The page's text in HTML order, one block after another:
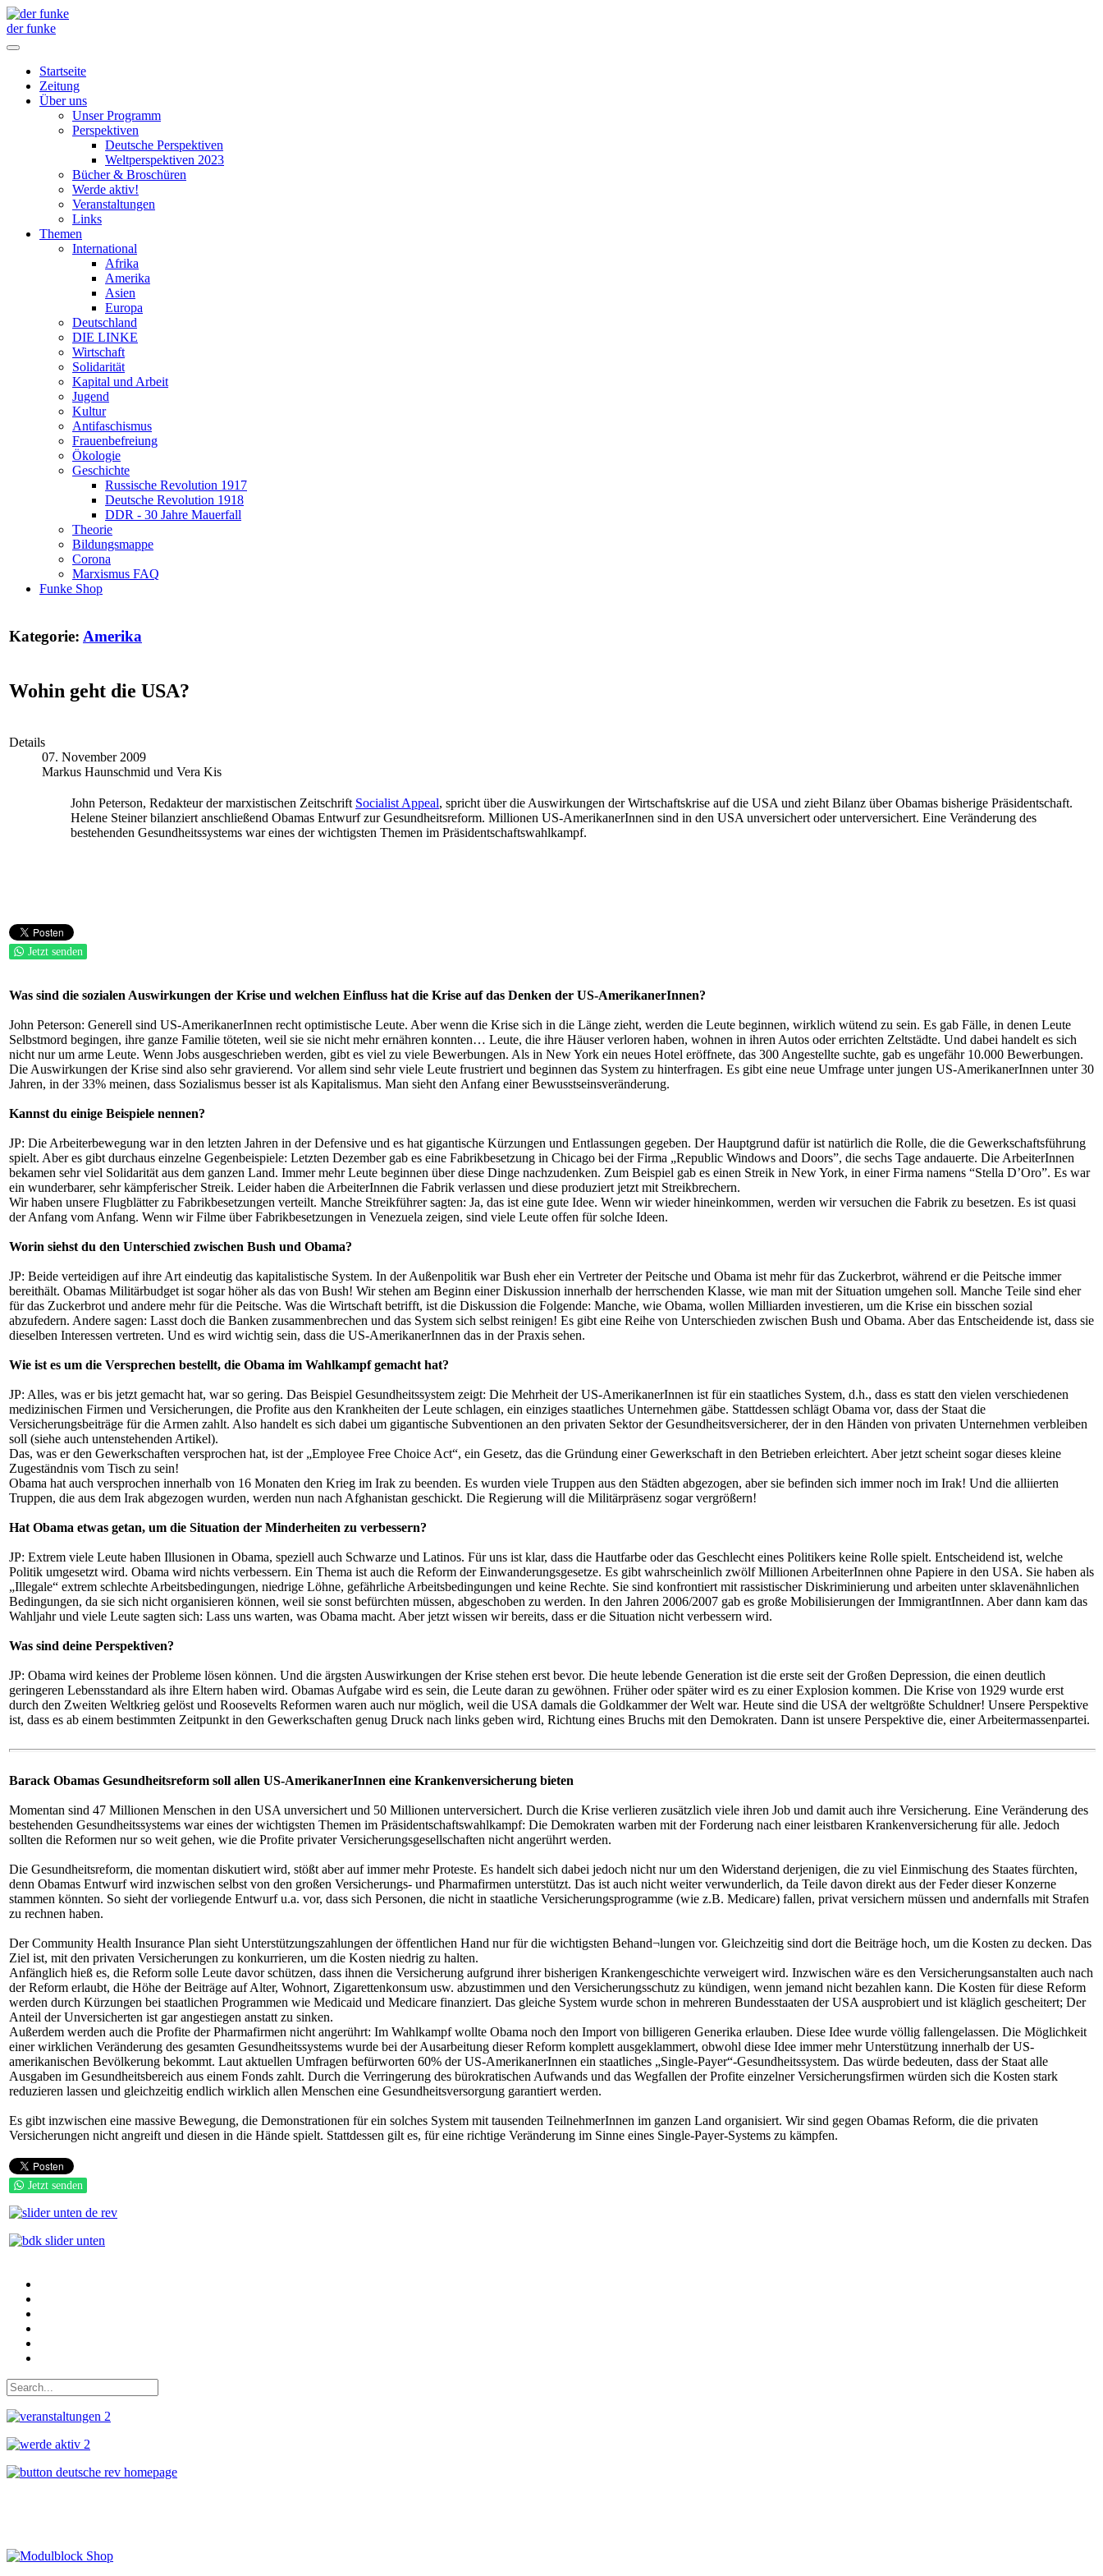
der funke
Startseite
Zeitung
Über uns
Unser Programm
Perspektiven
Deutsche Perspektiven
Weltperspektiven 2023
Bücher & Broschüren
Werde aktiv!
Veranstaltungen
Links
Themen
International
Afrika
Amerika
Asien
Europa
Deutschland
DIE LINKE
Wirtschaft
Solidarität
Kapital und Arbeit
Jugend
Kultur
Antifaschismus
Frauenbefreiung
Ökologie
Geschichte
Russische Revolution 1917
Deutsche Revolution 1918
DDR - 30 Jahre Mauerfall
Theorie
Bildungsmappe
Corona
Marxismus FAQ
Funke Shop
Kategorie: Amerika
Wohin geht die USA?
Details
07. November 2009
Markus Haunschmid und Vera Kis
John Peterson, Redakteur der marxistischen Zeitschrift Socialist Appeal, spricht über die Auswirkungen der Wirtschaftskrise auf die USA und zieht Bilanz über Obamas bisherige Präsidentschaft.
Helene Steiner bilanziert anschließend Obamas Entwurf zur Gesundheitsreform. Millionen US-AmerikanerInnen sind in den USA unversichert oder unterversichert. Eine Veränderung des
bestehenden Gesundheitssystems war eines der wichtigsten Themen im Präsidentschaftswahlkampf.
Jetzt senden
Was sind die sozialen Auswirkungen der Krise und welchen Einfluss hat die Krise auf das Denken der US-AmerikanerInnen?
John Peterson: Generell sind US-AmerikanerInnen recht optimistische Leute. Aber wenn die Krise sich in die Länge zieht, werden die Leute beginnen, wirklich wütend zu sein. Es gab Fälle, in denen Leute
Selbstmord begingen, ihre ganze Familie töteten, weil sie sie nicht mehr ernähren konnten… Leute, die ihre Häuser verloren haben, wohnen in ihren Autos oder errichten Zeltstädte. Und dabei handelt es sich
nicht nur um arme Leute. Wenn Jobs ausgeschrieben werden, gibt es viel zu viele Bewerbungen. Als in New York ein neues Hotel eröffnete, das 300 Angestellte suchte, gab es ungefähr 10.000 Bewerbungen.
Die Auswirkungen der Krise sind also sehr gravierend. Vor allem sind sehr viele Leute frustriert und beginnen das System zu hinterfragen. Es gibt eine neue Umfrage unter jungen US-AmerikanerInnen unter 30
Jahren, in der 33% meinen, dass Sozialismus besser ist als Kapitalismus. Man sieht den Anfang einer Bewusstseinsveränderung.
Kannst du einige Beispiele nennen?
JP: Die Arbeiterbewegung war in den letzten Jahren in der Defensive und es hat gigantische Kürzungen und Entlassungen gegeben. Der Hauptgrund dafür ist natürlich die Rolle, die die Gewerkschaftsführung
spielt. Aber es gibt durchaus einzelne Gegenbeispiele: Letzten Dezember gab es eine Fabrikbesetzung in Chicago bei der Firma „Republic Windows and Doors”, die sechs Tage andauerte. Die ArbeiterInnen
bekamen sehr viel Solidarität aus dem ganzen Land. Immer mehr Leute beginnen über diese Dinge nachzudenken. Zum Beispiel gab es einen Streik in New York, in einer Firma namens “Stella D’Oro”. Es war
ein wunderbarer, sehr kämpferischer Streik. Leider haben die ArbeiterInnen die Fabrik verlassen und diese produziert jetzt mit Streikbrechern.
Wir haben unsere Flugblätter zu Fabrikbesetzungen verteilt. Manche Streikführer sagten: Ja, das ist eine gute Idee. Wenn wir wieder hineinkommen, werden wir versuchen die Fabrik zu besetzen. Es ist quasi
der Anfang vom Anfang. Wenn wir Filme über Fabrikbesetzungen in Venezuela zeigen, sind viele Leute offen für solche Ideen.
Worin siehst du den Unterschied zwischen Bush und Obama?
JP: Beide verteidigen auf ihre Art eindeutig das kapitalistische System. In der Außenpolitik war Bush eher ein Vertreter der Peitsche und Obama ist mehr für das Zuckerbrot, während er die Peitsche immer
bereithält. Obamas Militärbudget ist sogar höher als das von Bush! Wir stehen am Beginn einer Diskussion innerhalb der herrschenden Klasse, wie man mit der Situation umgehen soll. Manche Teile sind eher
für das Zuckerbrot und andere mehr für die Peitsche. Was die Wirtschaft betrifft, ist die Diskussion die Folgende: Manche, wie Obama, wollen Milliarden investieren, um die Krise ein bisschen sozial
abzufedern. Andere sagen: Lasst doch die Banken zusammenbrechen und das System sich selbst reinigen! Es gibt eine Reihe von Unterschieden zwischen Bush und Obama. Aber das Entscheidende ist, dass sie
dieselben Interessen vertreten. Und es wird wichtig sein, dass die US-AmerikanerInnen das in der Praxis sehen.
Wie ist es um die Versprechen bestellt, die Obama im Wahlkampf gemacht hat?
JP: Alles, was er bis jetzt gemacht hat, war so gering. Das Beispiel Gesundheitssystem zeigt: Die Mehrheit der US-AmerikanerInnen ist für ein staatliches System, d.h., dass es statt den vielen verschiedenen
medizinischen Firmen und Versicherungen, die Profite aus den Krankheiten der Leute schlagen, ein einziges staatliches Unternehmen gäbe. Stattdessen schlägt Obama vor, dass der Staat die
Versicherungsbeiträge für die Armen zahlt. Also handelt es sich dabei um gigantische Subventionen an den privaten Sektor der Gesundheitsversicherer, der in den Händen von privaten Unternehmen verbleiben
soll (siehe auch untenstehenden Artikel).
Das, was er den Gewerkschaften versprochen hat, ist der „Employee Free Choice Act“, ein Gesetz, das die Gründung einer Gewerkschaft in den Betrieben erleichtert. Aber jetzt scheint sogar dieses kleine
Zugeständnis vom Tisch zu sein!
Obama hat auch versprochen innerhalb von 16 Monaten den Krieg im Irak zu beenden. Es wurden viele Truppen aus den Städten abgezogen, aber sie befinden sich immer noch im Irak! Und die alliierten
Truppen, die aus dem Irak abgezogen wurden, werden nun nach Afghanistan geschickt. Die Regierung will die Militärpräsenz sogar vergrößern!
Hat Obama etwas getan, um die Situation der Minderheiten zu verbessern?
JP: Extrem viele Leute haben Illusionen in Obama, speziell auch Schwarze und Latinos. Für uns ist klar, dass die Hautfarbe oder das Geschlecht eines Politikers keine Rolle spielt. Entscheidend ist, welche
Politik umgesetzt wird. Obama wird nichts verbessern. Ein Thema ist auch die Reform der Einwanderungsgesetze. Es gibt wahrscheinlich zwölf Millionen ArbeiterInnen ohne Papiere in den USA. Sie haben als
„Illegale“ extrem schlechte Arbeitsbedingungen, niedrige Löhne, gefährliche Arbeitsbedingungen und keine Rechte. Sie sind konfrontiert mit rassistischer Diskriminierung und arbeiten unter sklavenähnlichen
Bedingungen, da sie sich nicht organisieren können, weil sie sonst befürchten müssen, abgeschoben zu werden. In den Jahren 2006/2007 gab es große Mobilisierungen der ImmigrantInnen. Aber dann kam das
Wahljahr und viele Leute sagten sich: Lass uns warten, was Obama macht. Aber jetzt wissen wir bereits, dass er die Situation nicht verbessern wird.
Was sind deine Perspektiven?
JP: Obama wird keines der Probleme lösen können. Und die ärgsten Auswirkungen der Krise stehen erst bevor. Die heute lebende Generation ist die erste seit der Großen Depression, die einen deutlich
geringeren Lebensstandard als ihre Eltern haben wird. Obamas Aufgabe wird es sein, die Leute daran zu gewöhnen. Früher oder später wird es zu einer Explosion kommen. Die Krise von 1929 wurde erst
durch den Zweiten Weltkrieg gelöst und Roosevelts Reformen waren auch nur möglich, weil die USA damals die Goldkammer der Welt war. Heute sind die USA der weltgrößte Schuldner! Unsere Perspektive
ist, dass es ab einem bestimmten Zeitpunkt in den Gewerkschaften genug Druck nach links geben wird, Richtung eines Bruchs mit den Demokraten. Dann ist unsere Perspektive die, einer Arbeitermassenpartei.
Barack Obamas Gesundheitsreform soll allen US-AmerikanerInnen eine Krankenversicherung bieten
Momentan sind 47 Millionen Menschen in den USA unversichert und 50 Millionen unterversichert. Durch die Krise verlieren zusätzlich viele ihren Job und damit auch ihre Versicherung. Eine Veränderung des
bestehenden Gesundheitssystems war eines der wichtigsten Themen im Präsidentschaftswahlkampf: Die Demokraten warben mit der Forderung nach einer leistbaren Krankenversicherung für alle. Jedoch
sollten die Reformen nur so weit gehen, wie die Profite privater Versicherungsgesellschaften nicht angerührt werden.
Die Gesundheitsreform, die momentan diskutiert wird, stößt aber auf immer mehr Proteste. Es handelt sich dabei jedoch nicht nur um den Widerstand derjenigen, die zu viel Einmischung des Staates fürchten,
denn Obamas Entwurf wird inzwischen selbst von den großen Versicherungs- und Pharmafirmen unterstützt. Das ist auch nicht weiter verwunderlich, da Teile davon direkt aus der Feder dieser Konzerne
stammen könnten. So sieht der vorliegende Entwurf u.a. vor, dass sich Personen, die nicht in staatliche Versicherungsprogramme (wie z.B. Medicare) fallen, privat versichern müssen und andernfalls mit Strafen
zu rechnen haben.
Der Community Health Insurance Plan sieht Unterstützungszahlungen der öffentlichen Hand nur für die wichtigsten Behand¬lungen vor. Gleichzeitig sind dort die Beiträge hoch, um die Kosten zu decken. Das
Ziel ist, mit den privaten Versicherungen zu konkurrieren, um die Kosten niedrig zu halten.
Anfänglich hieß es, die Reform solle Leute davor schützen, dass ihnen die Versicherung aufgrund ihrer bisherigen Krankengeschichte verweigert wird. Inzwischen wäre es den Versicherungsanstalten auch nach
der Reform erlaubt, die Höhe der Beiträge auf Alter, Wohnort, Zigarettenkonsum usw. abzustimmen und den Versicherungsschutz zu kündigen, wenn jemand nicht bezahlen kann. Die Kosten für diese Reform
werden durch Kürzungen bei staatlichen Programmen wie Medicaid und Medicare finanziert. Das gleiche System wurde schon in mehreren Bundesstaaten der USA ausprobiert und ist kläglich gescheitert; Der
Anteil der Unversicherten ist gar angestiegen anstatt zu sinken.
Außerdem werden auch die Profite der Pharmafirmen nicht angerührt: Im Wahlkampf wollte Obama noch den Import von billigeren Generika erlauben. Diese Idee wurde völlig fallengelassen. Die Möglichkeit
einer wirklichen Veränderung des gesamten Gesundheitssystems wurde bei der Ausarbeitung dieser Reform komplett ausgeklammert, obwohl diese Idee immer mehr Unterstützung innerhalb der US-
amerikanischen Bevölkerung bekommt. Laut aktuellen Umfragen befürworten 60% der US-AmerikanerInnen ein staatliches „Single-Payer“-Gesundheitssystem. Das würde bedeuten, dass der Staat alle
Ausgaben im Gesundheitsbereich aus einem Fonds zahlt. Durch die Verringerung des bürokratischen Aufwands und das Wegfallen der Profite einzelner Versicherungsfirmen würden sich die Kosten stark
reduzieren lassen und gleichzeitig endlich wirklich allen Menschen eine Gesundheitsversorgung garantiert werden.
Es gibt inzwischen eine massive Bewegung, die Demonstrationen für ein solches System mit tausenden TeilnehmerInnen im ganzen Land organisiert. Wir sind gegen Obamas Reform, die die privaten
Versicherungen nicht angreift und diesen in die Hände spielt. Stattdessen gilt es, für eine richtige Veränderung im Sinne eines Single-Payer-Systems zu kämpfen.
Jetzt senden